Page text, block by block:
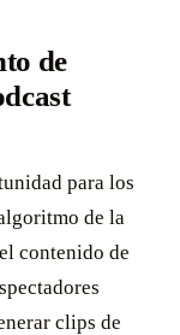
de
para los
de la
contenido de
clips de